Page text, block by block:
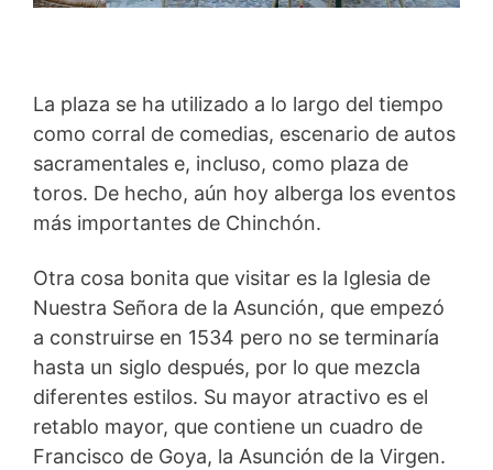
La plaza se ha utilizado a lo largo del tiempo
como corral de comedias, escenario de autos
sacramentales e, incluso, como plaza de
toros. De hecho, aún hoy alberga los eventos
más importantes de Chinchón.
Otra cosa bonita que visitar es la Iglesia de
Nuestra Señora de la Asunción, que empezó
a construirse en 1534 pero no se terminaría
hasta un siglo después, por lo que mezcla
diferentes estilos. Su mayor atractivo es el
retablo mayor, que contiene un cuadro de
Francisco de Goya, la Asunción de la Virgen.